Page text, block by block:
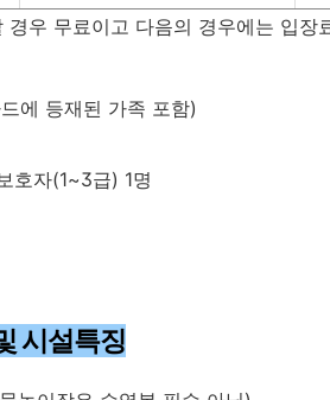
우 무료이고 다음의 경우에는 입장
에 등재된 가족 포함)
호자(1~3급) 1명
시설특징